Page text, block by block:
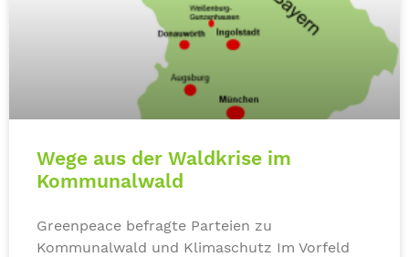
Wege aus der Waldkrise im
Kommunalwald
Greenpeace befragte Parteien zu
Kommunalwald und Klimaschutz Im Vorfeld